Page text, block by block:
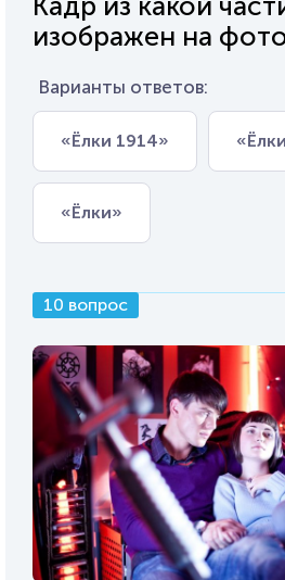
изображен на
Варианты ответов:
«Ёлки 1914»
«Ёлки»
10 вопрос